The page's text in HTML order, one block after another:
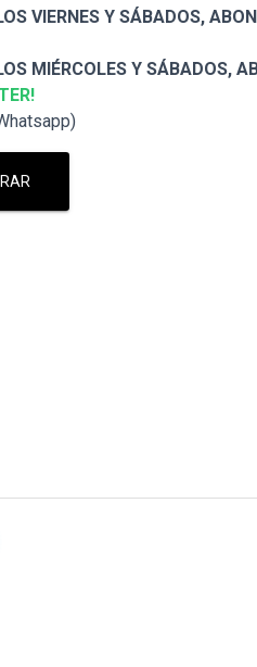
VIERNES Y SÁBADOS,
MIÉRCOLES Y SÁBADOS,